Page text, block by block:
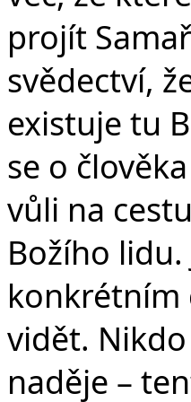
projít
svědectví,
existuje tu
se o
vůli na
Božího lidu.
konkrétním
vidět.
naděje –